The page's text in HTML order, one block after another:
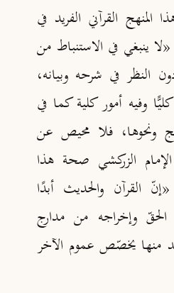
القرآني الفريد في
ينبغي في الاستنباط من
النظر في شرحه وبيانه،
وفيه أمور كلية كما في
ونحوها، فلا محيص عن
الزركشي صحة هذا
القرآن والحديث أبدًا
وإخراجه من مدارج
منها يخصّص عموم الآخر